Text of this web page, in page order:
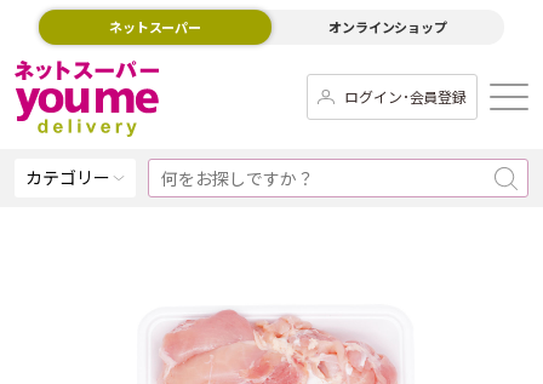
ネットスーパー オンラインショップ
ログイン･会員登録
カテゴリー